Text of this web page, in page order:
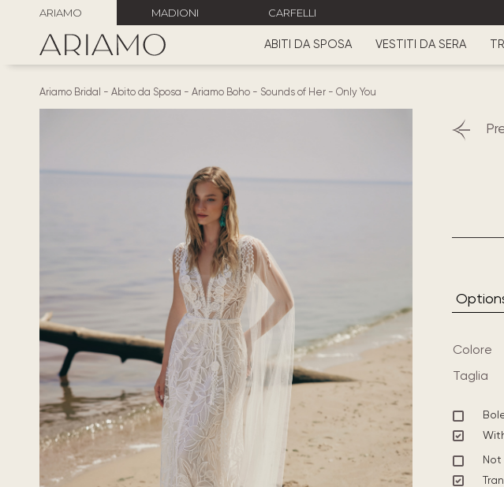
ARIAMO MADIONI CARFELLI
ABITI DA SPOSA VESTITI DA SERA
Ariamo Bridal - Abito da Sposa - Ariamo Boho - Sounds of Her - Only You
Colore
Taglia